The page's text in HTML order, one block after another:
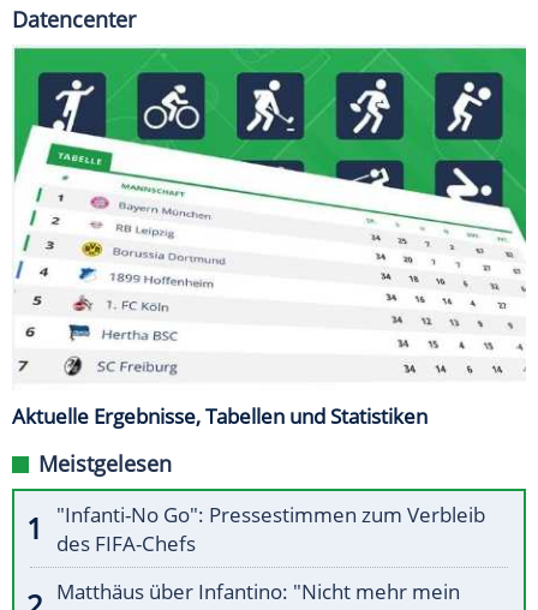
Datencenter
Aktuelle Ergebnisse, Tabellen und Statistiken
Meistgelesen
"Infanti-No Go": Pressestimmen zum Verbleib
des FIFA-Chefs
Matthäus über Infantino: "Nicht mehr mein